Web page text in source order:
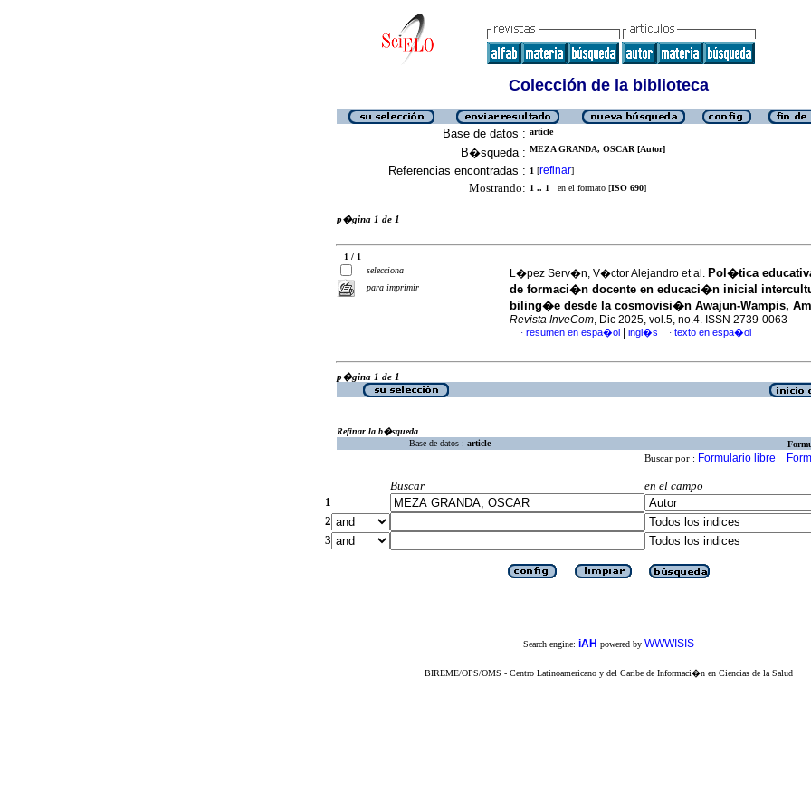
Colección de la biblioteca
Base de datos : article
B�squeda : MEZA GRANDA, OSCAR [Autor]
Referencias encontradas : 1 [refinar]
Mostrando: 1 .. 1 en el formato [ISO 690]
p�gina 1 de 1
1 / 1
selecciona
para imprimir
L�pez Serv�n, V�ctor Alejandro et al. Pol�tica
de formaci�n docente en educaci�n inicial
biling�e desde la cosmovisi�n Awajun-Wampis,
Revista InveCom, Dic 2025, vol.5, no.4. ISSN 2739-0063
· resumen en espa�ol ingl�s · texto en espa�ol
p�gina 1 de 1
Refinar la b�squeda
Base de datos : article
Buscar por : Formulario libre
Buscar
en el campo
1
2
3
Search engine: iAH powered by WWWISIS
BIREME/OPS/OMS - Centro Latinoamericano y del Caribe de Informaci�n en Ciencias de la Salud